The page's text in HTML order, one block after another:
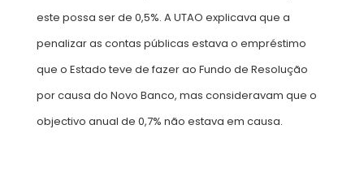
este possa ser de 0,5%. A UTAO explicava que a
penalizar as contas públicas estava o empréstimo
que o Estado teve de fazer ao Fundo de Resolução
por causa do Novo Banco, mas consideravam que o
objectivo anual de 0,7% não estava em causa.